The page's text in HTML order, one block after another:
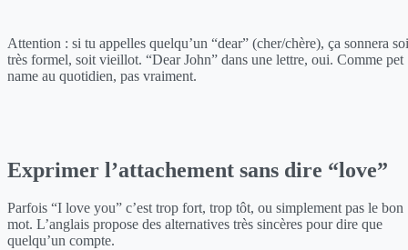
Attention : si tu appelles quelqu’un “dear” (cher/chère), ça sonnera
très formel, soit vieillot. “Dear John” dans une lettre, oui. Comme pet
name au quotidien, pas vraiment.
Exprimer l’attachement sans dire “love”
Parfois “I love you” c’est trop fort, trop tôt, ou simplement pas le bon
mot. L’anglais propose des alternatives très sincères pour dire que
quelqu’un compte.